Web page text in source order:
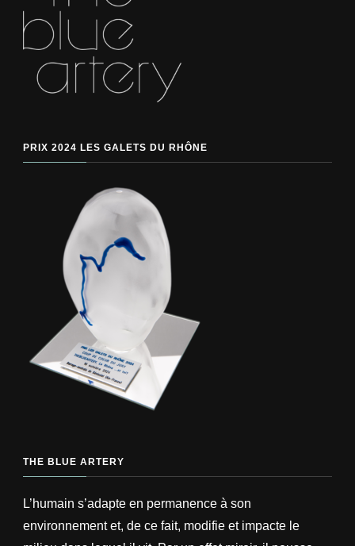
PRIX 2024 LES GALETS DU RHÔNE
THE BLUE ARTERY
L’humain s’adapte en permanence à son
environnement et, de ce fait, modifie et impacte le